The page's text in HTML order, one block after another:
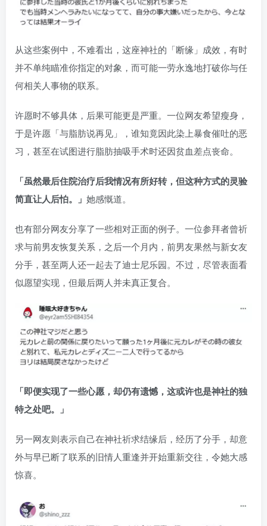
从这些案例中，不难看出，这座神社的「断缘」成效，有时
并不单纯瞄准你指定的对象，而可能一劳永逸地打破你与任
何相关人事物的联系。
许愿时不够具体，后果可能更是严重。一位网友希望瘦身，
于是许愿「与脂肪说再见」，谁知竟因此染上暴食催吐的恶
习，甚至在试图进行脂肪抽吸手术时还因贫血差点丧命。
「虽然最后住院治疗后我情况有所好转，但这种方式的灵验
简直让人后怕。」 她感慨道。
也有部分网友分享了一些相对正面的例子。一位参拜者曾祈
求与前男友恢复关系，之后一个月内，前男友果然与新女友
分手，甚至两人还一起去了迪士尼乐园。不过，尽管表面看
似愿望实现，但最后两人并未真正复合。
「即便实现了一些心愿，却仍有遗憾，这或许也是神社的独
特之处吧。」
另一网友则表示自己在神社祈求结缘后，经历了分手，却意
外与早已断了联系的旧情人重逢并开始重新交往，令她大感
惊喜。